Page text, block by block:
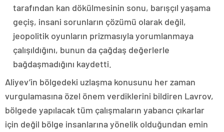
tarafından kan dökülmesinin sonu, barışçıl yaşama
geçiş, insani sorunların çözümü olarak değil,
jeopolitik oyunların prizmasıyla yorumlanmaya
çalışıldığını, bunun da çağdaş değerlerle
bağdaşmadığını kaydetti.
Aliyev’in bölgedeki uzlaşma konusunu her zaman
vurgulamasına özel önem verdiklerini bildiren Lavrov,
bölgede yapılacak tüm çalışmaların yabancı çıkarlar
için değil bölge insanlarına yönelik olduğundan emin